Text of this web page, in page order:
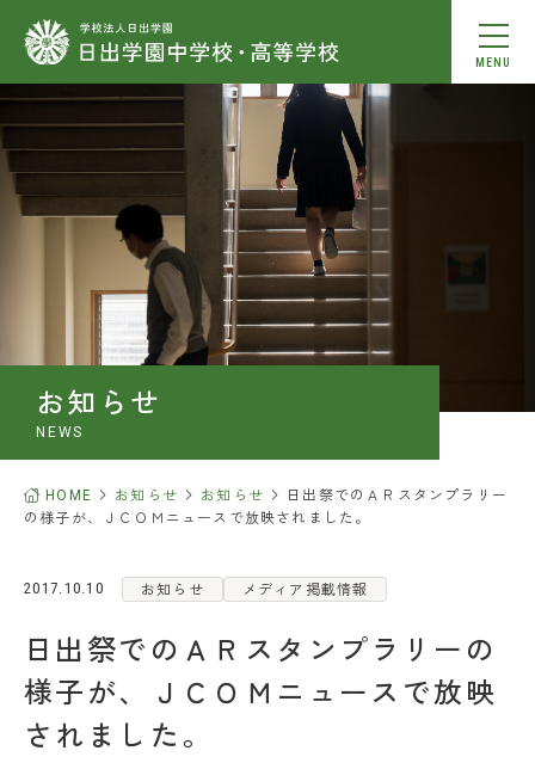
MENU
本校について
学校生活
中学入学案内
高校入学案内
進学情報
FAQ
日々の見学 資料請求
お知らせ
NEWS
HOME お知らせ お知らせ
日出祭でのＡＲスタンプラリー
の様子が、ＪＣＯＭニュースで放映されました。
2017.10.10 お知らせ メディア掲載情報
日出祭でのＡＲスタンプラリーの
様子が、ＪＣＯＭニュースで放映
されました。